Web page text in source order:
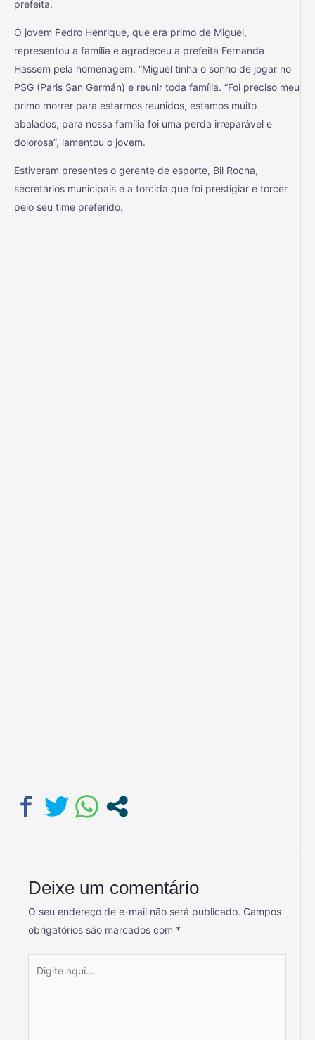
prefeita.
O jovem Pedro Henrique, que era primo de Miguel,
representou a família e agradeceu a prefeita Fernanda
Hassem pela homenagem. “Miguel tinha o sonho de jogar no
PSG (Paris San Germán) e reunir toda família. “Foi preciso meu
primo morrer para estarmos reunidos, estamos muito
abalados, para nossa família foi uma perda irreparável e
dolorosa”, lamentou o jovem.
Estiveram presentes o gerente de esporte, Bil Rocha,
secretários municipais e a torcida que foi prestigiar e torcer
pelo seu time preferido.
Deixe um comentário
O seu endereço de e-mail não será publicado. Campos
obrigatórios são marcados com *